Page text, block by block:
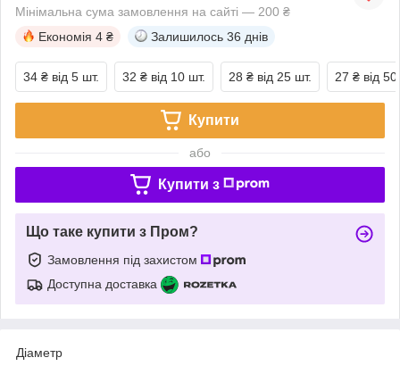
Мінімальна сума замовлення на сайті — 200 ₴
Економія 4 ₴ Залишилось 36 днів
34 ₴ від 5 шт. 32 ₴ від 10 шт. 28 ₴ від 25 шт. 27 ₴ від
Купити
або
Купити з
Що таке купити з Пром?
Замовлення під захистом
Доступна доставка
Діаметр